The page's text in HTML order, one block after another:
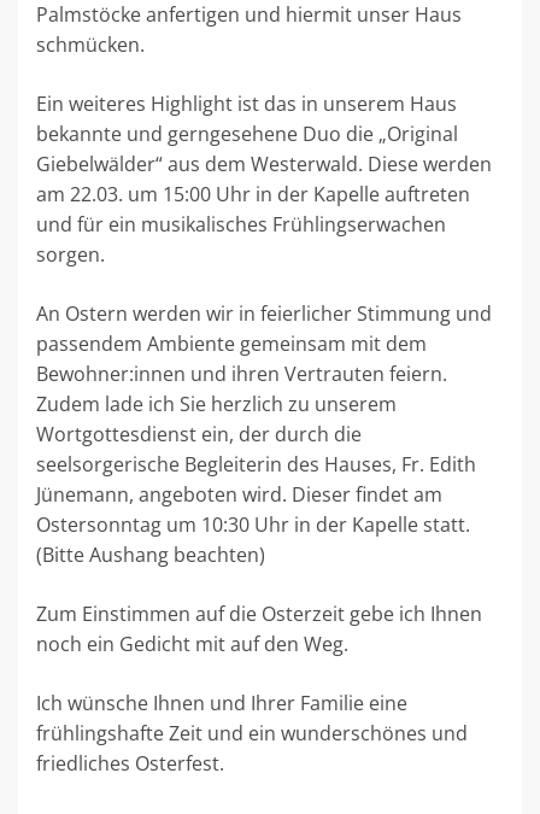
Palmstöcke anfertigen und hiermit unser Haus
schmücken.
Ein weiteres Highlight ist das in unserem Haus
bekannte und gerngesehene Duo die „Original
Giebelwälder“ aus dem Westerwald. Diese werden
am 22.03. um 15:00 Uhr in der Kapelle auftreten
und für ein musikalisches Frühlingserwachen
sorgen.
An Ostern werden wir in feierlicher Stimmung und
passendem Ambiente gemeinsam mit dem
Bewohner:innen und ihren Vertrauten feiern.
Zudem lade ich Sie herzlich zu unserem
Wortgottesdienst ein, der durch die
seelsorgerische Begleiterin des Hauses, Fr. Edith
Jünemann, angeboten wird. Dieser findet am
Ostersonntag um 10:30 Uhr in der Kapelle statt.
(Bitte Aushang beachten)
Zum Einstimmen auf die Osterzeit gebe ich Ihnen
noch ein Gedicht mit auf den Weg.
Ich wünsche Ihnen und Ihrer Familie eine
frühlingshafte Zeit und ein wunderschönes und
friedliches Osterfest.